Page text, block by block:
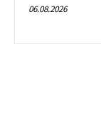
06.08.2026